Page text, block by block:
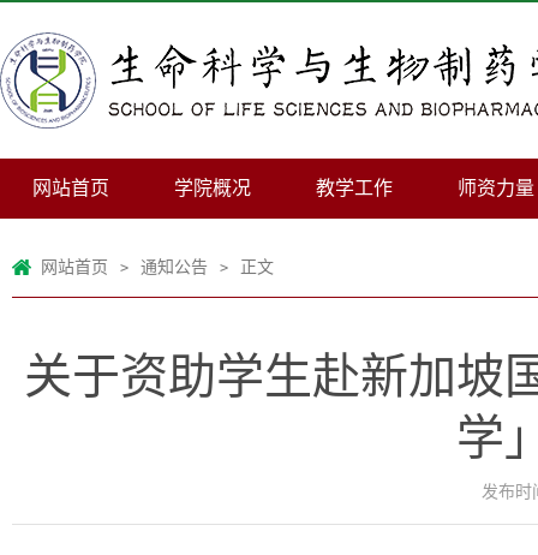
网站首页 学院概况 教学工作 师资力量
网站首页 > 通知公告 > 正文
关于资助学生赴新加坡
学
发布时